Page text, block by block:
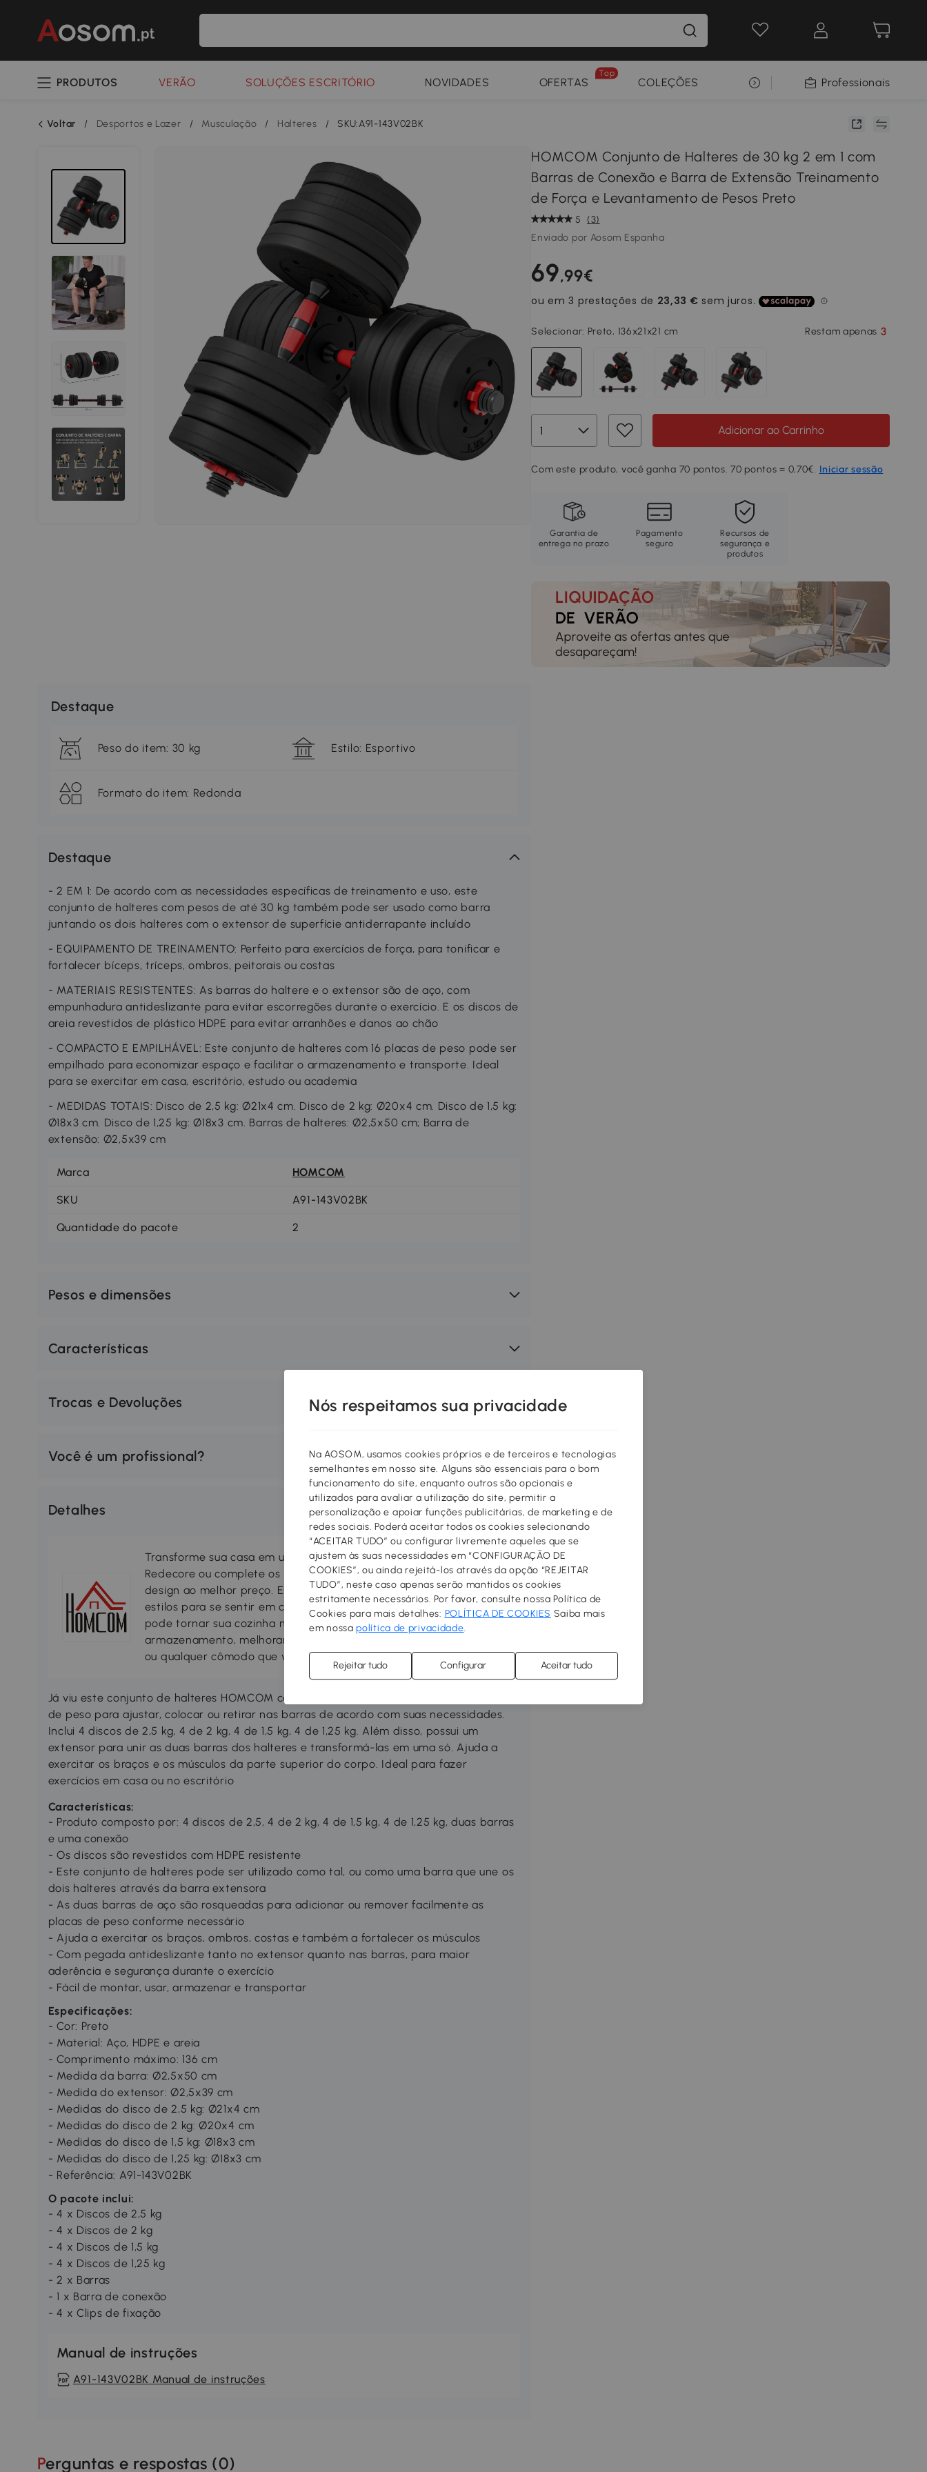
PRODUTOS VERÃO SOLUÇÕES ESCRITÓRIO NOVIDADES OFERTAS
Top
COLEÇÕES SELEÇÃO PREMIUMProfessionais
Voltar / Desportos e Lazer / Musculação / Halteres / SKU:A91-143V02BK
HOMCOM Conjunto de Halteres de 30 kg 2 em 1 com
Barras de Conexão e Barra de Extensão Treinamento
de Força e Levantamento de Pesos Preto
5
(3)
Enviado por Aosom Espanha
69,99€
Selecionar: Preto, 136x21x21 cm Restam apenas 3
Adicionar ao Carrinho
Com este produto, você ganha 70 pontos. 70 pontos = 0,70€. Iniciar sessão
Garantia de
entrega no prazo
Pagamento
seguro
Recursos de
segurança e
produtos
Destaque
Peso do item: 30 kg Estilo: Esportivo
Formato do item: Redonda
Destaque
- 2 EM 1: De acordo com as necessidades específicas de treinamento e uso, este
conjunto de halteres com pesos de até 30 kg também pode ser usado como barra
juntando os dois halteres com o extensor de superfície antiderrapante incluído
- EQUIPAMENTO DE TREINAMENTO: Perfeito para exercícios de força, para tonificar e
fortalecer bíceps, tríceps, ombros, peitorais ou costas
- MATERIAIS RESISTENTES: As barras do haltere e o extensor são de aço, com
empunhadura antideslizante para evitar escorregões durante o exercício. E os discos de
areia revestidos de plástico HDPE para evitar arranhões e danos ao chão
- COMPACTO E EMPILHÁVEL: Este conjunto de halteres com 16 placas de peso pode ser
empilhado para economizar espaço e facilitar o armazenamento e transporte. Ideal
para se exercitar em casa, escritório, estudo ou academia
- MEDIDAS TOTAIS: Disco de 2,5 kg: Ø21x4 cm. Disco de 2 kg: Ø20x4 cm. Disco de 1,5 kg:
Ø18x3 cm. Disco de 1,25 kg: Ø18x3 cm. Barras de halteres: Ø2,5x50 cm; Barra de
extensão: Ø2,5x39 cm
Marca HOMCOM
SKU A91-143V02BK
Quantidade do pacote 2
Pesos e dimensões
Características
Trocas e Devoluções
Você é um profissional?
Detalhes
Transforme sua casa em um lar aconchegante e funcional!
Redecore ou complete os seus espaços interiores com móveis de
design ao melhor preço. Escolha móveis e decoração entre vários
estilos para se sentir em casa, dê um toque novo à sua casa! Você
pode tornar sua cozinha mais funcional adicionando
armazenamento, melhorando a sala de estar, o corredor, o quarto
ou qualquer cômodo que você precise com apenas alguns cliques.
Já viu este conjunto de halteres HOMCOM conversível barra ajustável? Possui 16 discos
de peso para ajustar, colocar ou retirar nas barras de acordo com suas necessidades.
Inclui 4 discos de 2,5 kg, 4 de 2 kg, 4 de 1,5 kg, 4 de 1,25 kg. Além disso, possui um
extensor para unir as duas barras dos halteres e transformá-las em uma só. Ajuda a
exercitar os braços e os músculos da parte superior do corpo. Ideal para fazer
exercícios em casa ou no escritório
Características:
- Produto composto por: 4 discos de 2,5, 4 de 2 kg, 4 de 1,5 kg, 4 de 1,25 kg, duas barras
e uma conexão
- Os discos são revestidos com HDPE resistente
- Este conjunto de halteres pode ser utilizado como tal, ou como uma barra que une os
dois halteres através da barra extensora
- As duas barras de aço são rosqueadas para adicionar ou remover facilmente as
placas de peso conforme necessário
- Ajuda a exercitar os braços, ombros, costas e também a fortalecer os músculos
- Com pegada antideslizante tanto no extensor quanto nas barras, para maior
aderência e segurança durante o exercício
- Fácil de montar, usar, armazenar e transportar
Especificações:
- Cor: Preto
- Material: Aço, HDPE e areia
- Comprimento máximo: 136 cm
- Medida da barra: Ø2,5x50 cm
- Medida do extensor: Ø2,5x39 cm
- Medidas do disco de 2,5 kg: Ø21x4 cm
- Medidas do disco de 2 kg: Ø20x4 cm
- Medidas do disco de 1,5 kg: Ø18x3 cm
- Medidas do disco de 1,25 kg: Ø18x3 cm
- Referência: A91-143V02BK
O pacote inclui:
- 4 x Discos de 2,5 kg
- 4 x Discos de 2 kg
- 4 x Discos de 1,5 kg
- 4 x Discos de 1,25 kg
- 2 x Barras
- 1 x Barra de conexão
- 4 x Clips de fixação
Manual de instruções
A91-143V02BK Manual de instruções
Perguntas e respostas (0)
Nós respeitamos sua privacidade
Na AOSOM, usamos cookies próprios e de terceiros e tecnologias
semelhantes em nosso site. Alguns são essenciais para o bom
funcionamento do site, enquanto outros são opcionais e
utilizados para avaliar a utilização do site, permitir a
personalização e apoiar funções publicitárias, de marketing e de
redes sociais. Poderá aceitar todos os cookies selecionando
“ACEITAR TUDO” ou configurar livremente aqueles que se
ajustem às suas necessidades em “CONFIGURAÇÃO DE
COOKIES”, ou ainda rejeitá-los através da opção “REJEITAR
TUDO”, neste caso apenas serão mantidos os cookies
estritamente necessários. Por favor, consulte nossa Política de
Cookies para mais detalhes: POLÍTICA DE COOKIES Saiba mais
em nossapolítica de privacidade.
Rejeitar tudo Configurar Aceitar tudo